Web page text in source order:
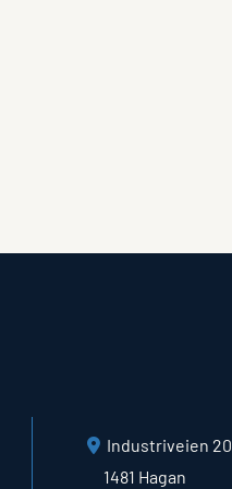
Industriveien 20
1481 Hagan